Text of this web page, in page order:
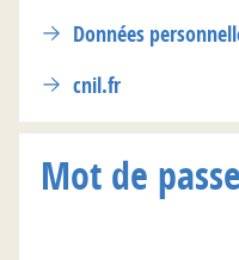
Données
cnil.fr
Mot de